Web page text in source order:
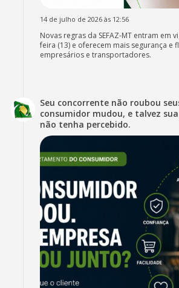
14 de julho de 2026 às 12:56
Novas regras da SEFAZ-MT entram em
feira (13) e oferecem mais segurança e
empresários e transportadores.
Seu concorrente não roubou
consumidor mudou, e talvez
não tenha percebido.